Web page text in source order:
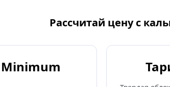
Рассчитай цену с